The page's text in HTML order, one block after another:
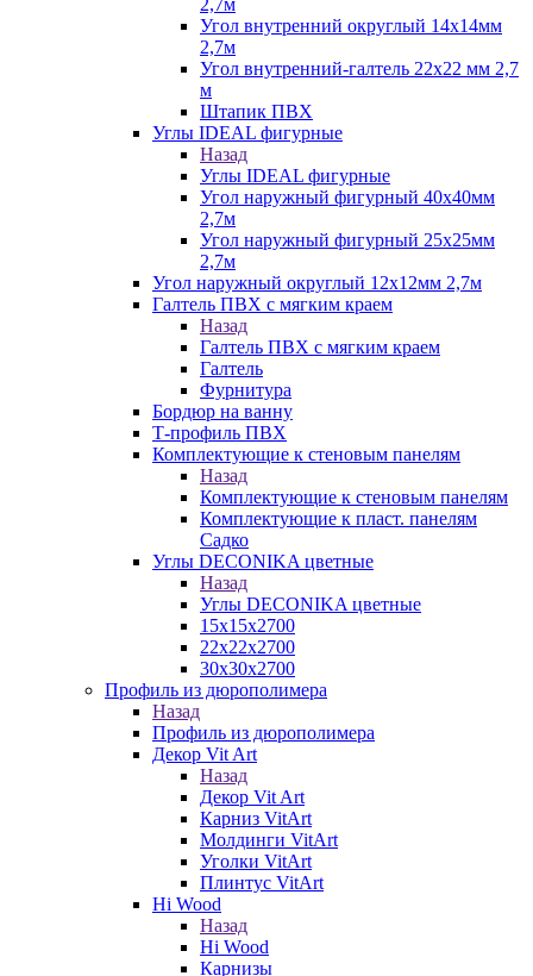
2,7м
Угол внутренний округлый 14х14мм
2,7м
Угол внутренний-галтель 22х22 мм 2,7
м
Штапик ПВХ
Углы IDEAL фигурные
Назад
Углы IDEAL фигурные
Угол наружный фигурный 40х40мм
2,7м
Угол наружный фигурный 25х25мм
2,7м
Угол наружный округлый 12х12мм 2,7м
Галтель ПВХ с мягким краем
Назад
Галтель ПВХ с мягким краем
Галтель
Фурнитура
Бордюр на ванну
Т-профиль ПВХ
Комплектующие к стеновым панелям
Назад
Комплектующие к стеновым панелям
Комплектующие к пласт. панелям
Садко
Углы DECONIKA цветные
Назад
Углы DECONIKA цветные
15х15х2700
22х22х2700
30х30х2700
Профиль из дюрополимера
Назад
Профиль из дюрополимера
Декор Vit Art
Назад
Декор Vit Art
Карниз VitArt
Молдинги VitArt
Уголки VitArt
Плинтус VitArt
Hi Wood
Назад
Hi Wood
Карнизы